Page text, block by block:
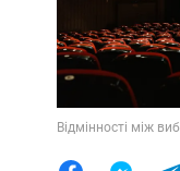
Лайфхаки
Відмінності між